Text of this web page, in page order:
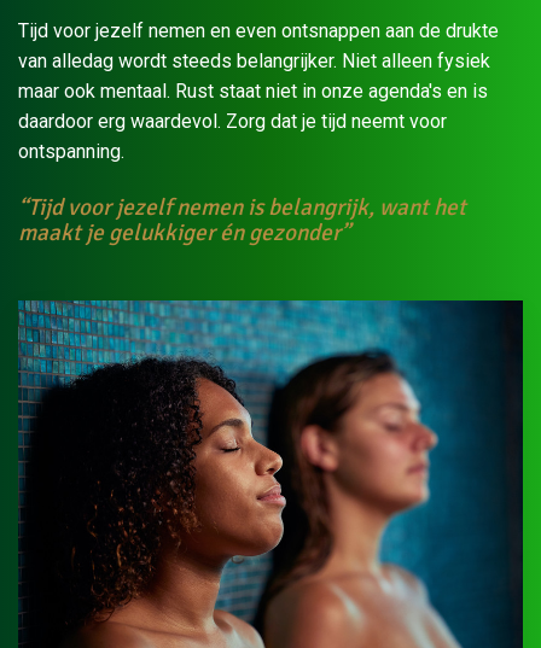
Tijd voor jezelf nemen en even ontsnappen aan de drukte
van alledag wordt steeds belangrijker. Niet alleen fysiek
maar ook mentaal. Rust staat niet in onze agenda's en is
daardoor erg waardevol. Zorg dat je tijd neemt voor
ontspanning.
“Tijd voor jezelf nemen is belangrijk, want het
maakt je gelukkiger én gezonder”